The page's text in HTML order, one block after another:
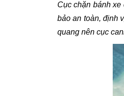
Cục chặn bánh
bảo an toàn, định
quang nên cục